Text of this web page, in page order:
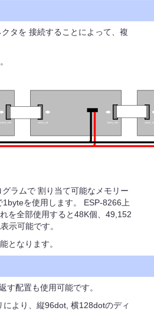
タを 接続することによって、複
ラムで 割り当て可能なメモリー
を使用します。 ESP-8266上
を全部使用すると48K個、49,152
示可能です。
となります。
配置も使用可能です。
より、縦96dot, 横128dotのディ